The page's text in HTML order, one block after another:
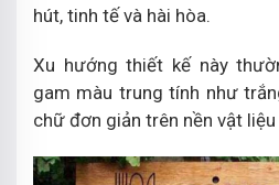
hút, tinh tế và hài hòa.
Xu hướng thiết kế này
gam màu trung tính như
chữ đơn giản trên nền vật